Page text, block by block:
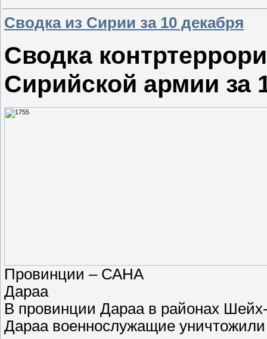
Сводка из Сирии за 10 декабря
Сводка
Сирийской армии за
Провинции – САНА
Дараа
В провинции Дараа в районах
Дараа военнослужащие